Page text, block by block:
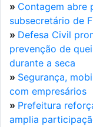
» Contagem abre
subsecretário de
» Defesa Civil
prevenção de
durante a seca
» Segurança,
com empresários
» Prefeitura
amplia